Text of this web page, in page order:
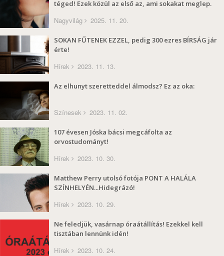
téged! Ezek közül az első az, ami sokakat meglep.
Nagyvilág 2025. 11. 20.
SOKAN FŰTENEK EZZEL, pedig 300 ezres BÍRSÁG jár
érte!
Hírek 2023. 11. 13.
Az elhunyt szeretteddel álmodsz? Ez az oka:
Színesek 2023. 11. 02.
107 évesen Jóska bácsi megcáfolta az
orvostudományt!
Hírek 2023. 10. 30.
Matthew Perry utolsó fotója PONT A HALÁLA
SZÍNHELYÉN...Hidegrázó!
Hírek 2023. 10. 29.
Ne feledjük, vasárnap óraátállítás! Ezekkel kell
tisztában lennünk idén!
Hírek 2023. 10. 24.